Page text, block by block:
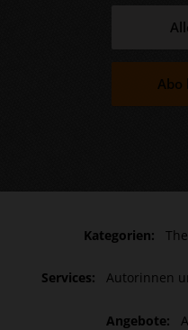
Abo
Kategorien:
Services: Autorinnen
Angebote: